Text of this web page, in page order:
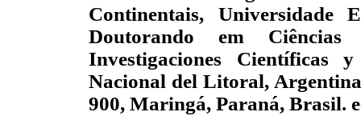
Continentais,
Doutorando em
Investigaciones Científicas
Nacional del Litoral,
900, Maringá, Paraná, Brasil.